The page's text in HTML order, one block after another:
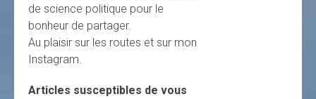
de science politique pour le
bonheur de partager.
Au plaisir sur les routes et sur mon
Instagram.
Articles susceptibles de vous